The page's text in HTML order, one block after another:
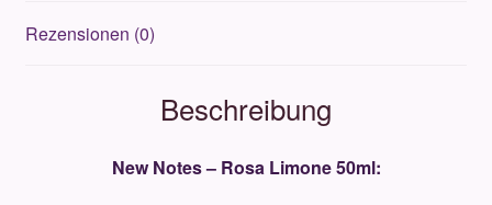
Rezensionen (0)
Beschreibung
New Notes – Rosa Limone 50ml: